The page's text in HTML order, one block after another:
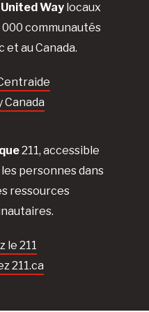
Waylocaux
communautés
et au Canada.
Canada
211, accessible
personnes dans
ressources
le 211
211.ca